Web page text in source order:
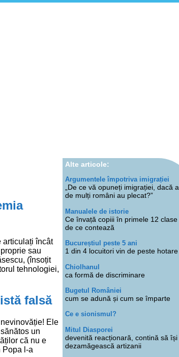
articulați încât
sau
(însoțit
tehnologiei,
falsă
Ele
un
că nu e
Popa l-a
Alte articole:
Argumentele împotriva imigrației
„De ce vă opuneți imigrației, dacă
de mulți români au plecat?”
Manualele de istorie
Ce învață copiii în primele 12 clase
de ce contează
Bucureștiul peste 5 ani
1 din 4 locuitori vin de peste hotare
Chiolhanul
ca formă de discriminare
Bugetul României
cum se adună și cum se împarte
Ce e sionismul?
Mitul Diasporei
devenită reacționară, contină să își
dezamăgească artizanii